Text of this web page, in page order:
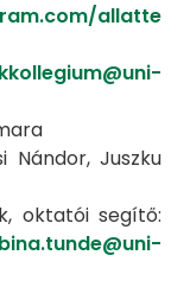
allatte
Nándor, Juszku
oktatói segítő: